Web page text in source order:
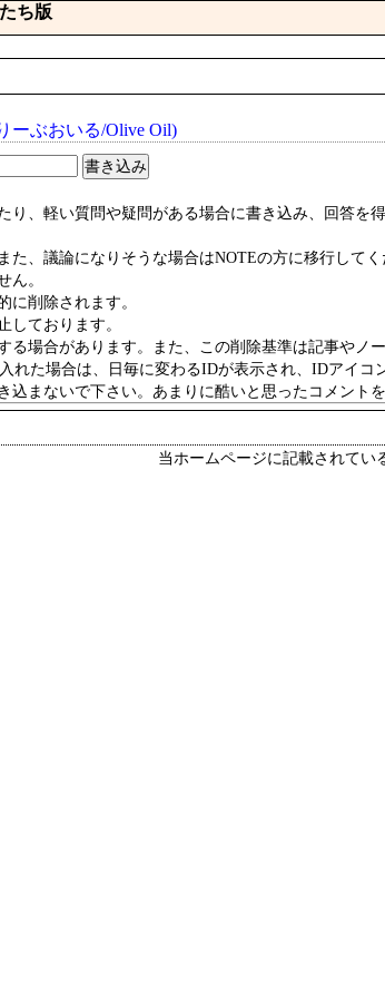
ち版
ーぶおいる/Olive Oil)
り、軽い質問や疑問がある場合に書き込み、回答を
、議論になりそうな場合はNOTEの方に移行してく
ん。
に削除されます。
しております。
る場合があります。また、この削除基準は記事やノ
れた場合は、日毎に変わるIDが表示され、IDアイコ
込まないで下さい。あまりに酷いと思ったコメント
当ホームページに記載されてい